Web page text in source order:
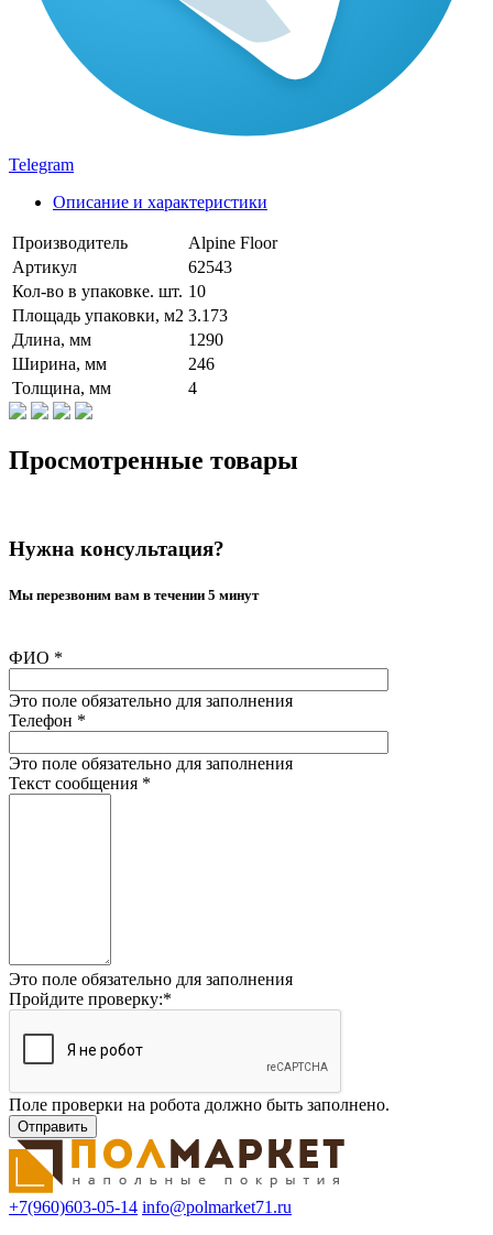
Telegram
Описание и характеристики
Производитель
Alpine Floor
Артикул
62543
Кол-во в упаковке. шт. 10
Площадь упаковки, м2 3.173
Длина, мм
1290
Ширина, мм
246
Толщина, мм
4
Просмотренные товары
Нужна консультация?
Мы перезвоним вам в течении 5 минут
ФИО *
Это поле обязательно для заполнения
Телефон *
Это поле обязательно для заполнения
Текст сообщения *
Это поле обязательно для заполнения
Пройдите проверку:*
Поле проверки на робота должно быть заполнено.
+7(960)603-05-14 info@polmarket71.ru